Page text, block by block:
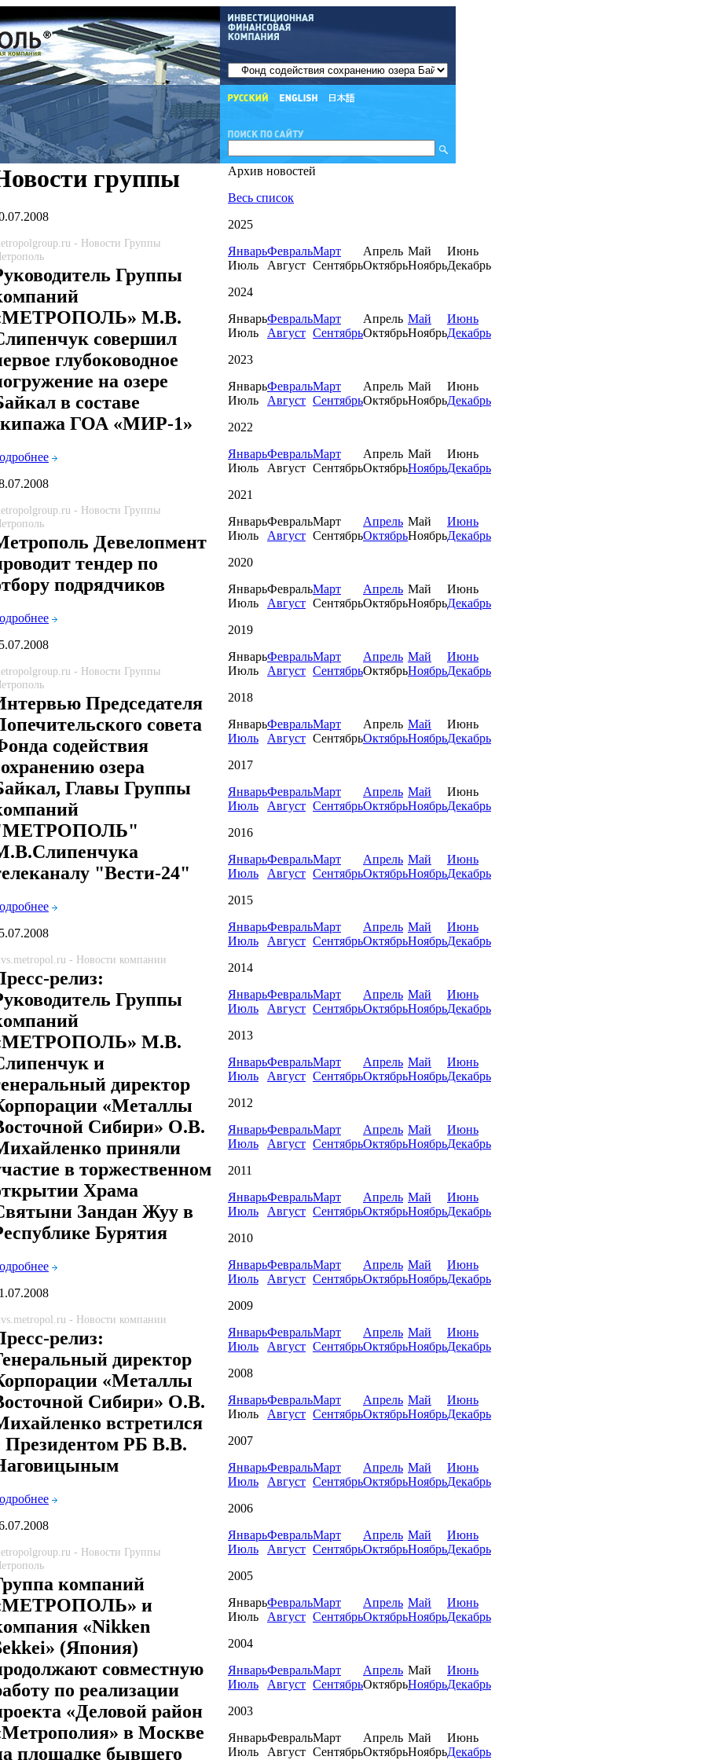
группы
- Новости Группы
Группы
М.В.
совершил
глубоководное
на озере
в составе
ГОА «МИР-1»
- Новости Группы
Девелопмент
тендер по
подрядчиков
- Новости Группы
Председателя
совета
содействия
озера
Главы Группы
"Вести-24"
- Новости компании
релиз:
Группы
М.В.
и
директор
«Металлы
Сибири» О.В.
приняли
в торжественном
Храма
Зандан Жуу в
Бурятия
- Новости компании
релиз:
директор
«Металлы
Сибири» О.В.
встретился
Президентом РБ В.В.
- Новости Группы
компаний
и
«Nikken
(Япония)
совместную
по реализации
«Деловой район
в Москве
площадке бывшего
Архив новостей
Весь список
2025
ЯнварьФевральМарт Апрель Май
Июнь
Июль
Август СентябрьОктябрьНоябрьДекабрь
2024
ЯнварьФевральМарт Апрель Май
Июнь
Июль
Август СентябрьОктябрьНоябрьДекабрь
2023
ЯнварьФевральМарт Апрель Май
Июнь
Июль
Август СентябрьОктябрьНоябрьДекабрь
2022
ЯнварьФевральМарт Апрель Май
Июнь
Июль
Август СентябрьОктябрьНоябрьДекабрь
2021
ЯнварьФевральМарт Апрель Май
Июнь
Июль
Август СентябрьОктябрьНоябрьДекабрь
2020
ЯнварьФевральМарт Апрель Май
Июнь
Июль
Август СентябрьОктябрьНоябрьДекабрь
2019
ЯнварьФевральМарт Апрель Май
Июнь
Июль
Август СентябрьОктябрьНоябрьДекабрь
2018
ЯнварьФевральМарт Апрель Май
Июнь
Июль
Август СентябрьОктябрьНоябрьДекабрь
2017
ЯнварьФевральМарт Апрель Май
Июнь
Июль
Август СентябрьОктябрьНоябрьДекабрь
2016
ЯнварьФевральМарт Апрель Май
Июнь
Июль
Август СентябрьОктябрьНоябрьДекабрь
2015
ЯнварьФевральМарт Апрель Май
Июнь
Июль
Август СентябрьОктябрьНоябрьДекабрь
2014
ЯнварьФевральМарт Апрель Май
Июнь
Июль
Август СентябрьОктябрьНоябрьДекабрь
2013
ЯнварьФевральМарт Апрель Май
Июнь
Июль
Август СентябрьОктябрьНоябрьДекабрь
2012
ЯнварьФевральМарт Апрель Май
Июнь
Июль
Август СентябрьОктябрьНоябрьДекабрь
2011
ЯнварьФевральМарт Апрель Май
Июнь
Июль
Август СентябрьОктябрьНоябрьДекабрь
2010
ЯнварьФевральМарт Апрель Май
Июнь
Июль
Август СентябрьОктябрьНоябрьДекабрь
2009
ЯнварьФевральМарт Апрель Май
Июнь
Июль
Август СентябрьОктябрьНоябрьДекабрь
2008
ЯнварьФевральМарт Апрель Май
Июнь
Июль
Август СентябрьОктябрьНоябрьДекабрь
2007
ЯнварьФевральМарт Апрель Май
Июнь
Июль
Август СентябрьОктябрьНоябрьДекабрь
2006
ЯнварьФевральМарт Апрель Май
Июнь
Июль
Август СентябрьОктябрьНоябрьДекабрь
2005
ЯнварьФевральМарт Апрель Май
Июнь
Июль
Август СентябрьОктябрьНоябрьДекабрь
2004
ЯнварьФевральМарт Апрель Май
Июнь
Июль
Август СентябрьОктябрьНоябрьДекабрь
2003
ЯнварьФевральМарт Апрель Май
Июнь
Июль
Август СентябрьОктябрьНоябрьДекабрь